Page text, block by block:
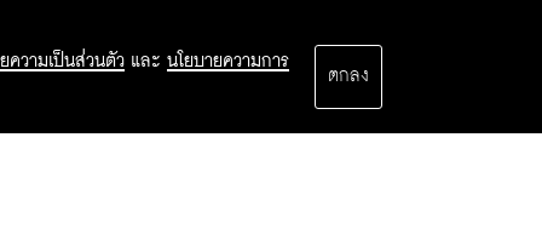
ความเป็นส่วนตัว และ นโยบายความการ
ตกลง